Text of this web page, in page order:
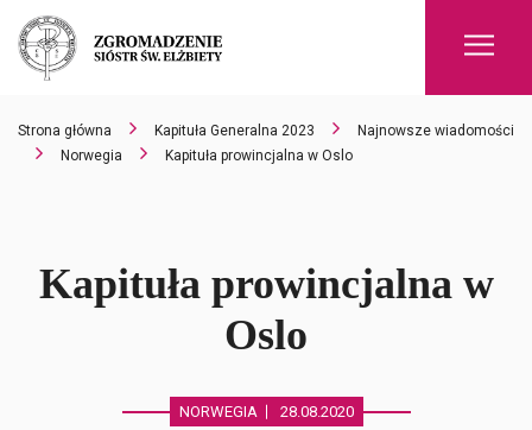
Strona główna Kapituła Generalna 2023
Najnowsze wiadomości
Norwegia
Kapituła prowincjalna w Oslo
Kapituła prowincjalna w
Oslo
NORWEGIA 28.08.2020